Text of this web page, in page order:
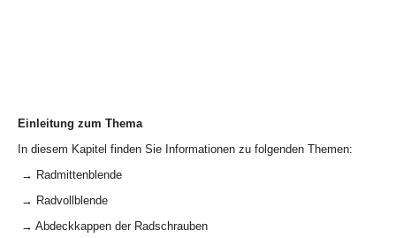
Einleitung zum Thema
In diesem Kapitel finden Sie Informationen zu folgenden Themen:
→ Radmittenblende
→ Radvollblende
→ Abdeckkappen der Radschrauben